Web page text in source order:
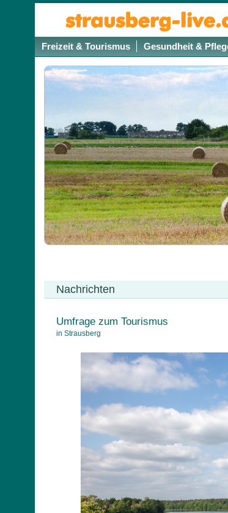
Freizeit & Tourismus Gesundheit &
Nachrichten
Umfrage zum Tourismus
in Strausberg